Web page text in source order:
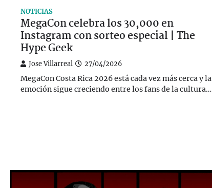
NOTICIAS
MegaCon celebra los 30,000 en
Instagram con sorteo especial | The
Hype Geek
Jose Villarreal 27/04/2026
MegaCon Costa Rica 2026 está cada vez más cerca y la
emoción sigue creciendo entre los fans de la cultura…